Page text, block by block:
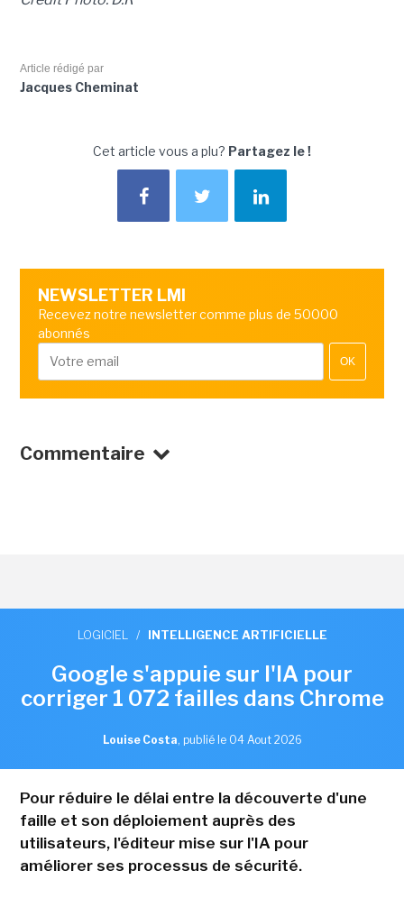
Article rédigé par
Jacques Cheminat
Cet article vous a plu? Partagez le !
NEWSLETTER LMI
Recevez notre newsletter comme plus de 50000
abonnés
OK
Commentaire
LOGICIEL / INTELLIGENCE ARTIFICIELLE
Google s'appuie sur l'IA pour
corriger 1 072 failles dans Chrome
Louise Costa, publié le 04 Aout 2026
Pour réduire le délai entre la découverte d'une
faille et son déploiement auprès des
utilisateurs, l'éditeur mise sur l'IA pour
améliorer ses processus de sécurité.